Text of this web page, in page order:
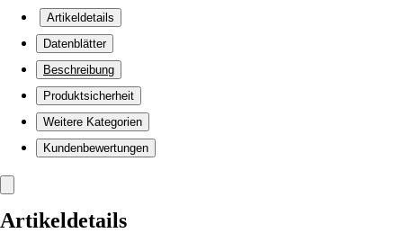
Artikeldetails
Datenblätter
Beschreibung
Produktsicherheit
Weitere Kategorien
Kundenbewertungen
Artikeldetails